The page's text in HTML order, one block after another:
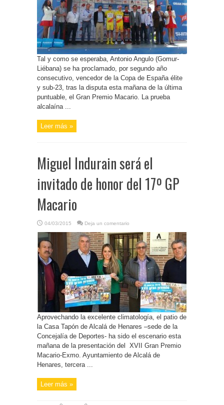
Tal y como se esperaba, Antonio Angulo (Gomur-
Liébana) se ha proclamado, por segundo año
consecutivo, vencedor de la Copa de España élite
y sub-23, tras la disputa esta mañana de la última
puntuable, el Gran Premio Macario. La prueba
alcalaína ...
Leer más »
Miguel Indurain será el
invitado de honor del 17º GP
Macario
04/03/2015 Deja un comentario
Aprovechando la excelente climatología, el patio de
la Casa Tapón de Alcalá de Henares –sede de la
Concejalía de Deportes- ha sido el escenario esta
mañana de la presentación del XVII Gran Premio
Macario-Exmo. Ayuntamiento de Alcalá de
Henares, tercera ...
Leer más »